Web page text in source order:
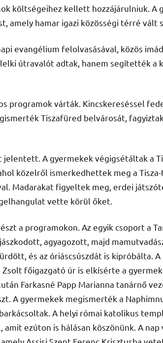
költségeihez kellett hozzájárulniuk. A
amely hamar igazi közösségi térré vált
evangélium felolvasásával, közös
útravalót adtak, hanem segítették a
programok várták. Kincskereséssel
Tiszafüred belvárosát,
A gyermekek végigsétáltak a
közelről ismerkedhettek meg a
Madarakat figyeltek meg, erdei
vette körül őket.
a programokon. Az egyik csoport a
agyagozott, majd
és az óriáscsúszdát is kipróbálta.
főigazgató úr is elkísérte a
Farkasné Papp Marianna tanárnő
A gyermekek megismerték a
A helyi római katolikus
ezúton is hálásan köszönünk. A nap